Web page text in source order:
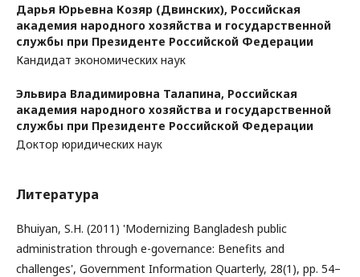
Дарья Юрьевна Козяр (Двинских), Российская
академия народного хозяйства и государственной
службы при Президенте Российской Федерации
Кандидат экономических наук
Эльвира Владимировна Талапина, Российская
академия народного хозяйства и государственной
службы при Президенте Российской Федерации
Доктор юридических наук
Литература
Bhuiyan, S.H. (2011) 'Modernizing Bangladesh public
administration through e-governance: Benefits and
challenges', Government Information Quarterly, 28(1), pp. 54–